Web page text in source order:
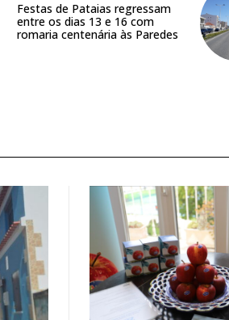
Festas de Pataias regressam
entre os dias 13 e 16 com
romaria centenária às Paredes